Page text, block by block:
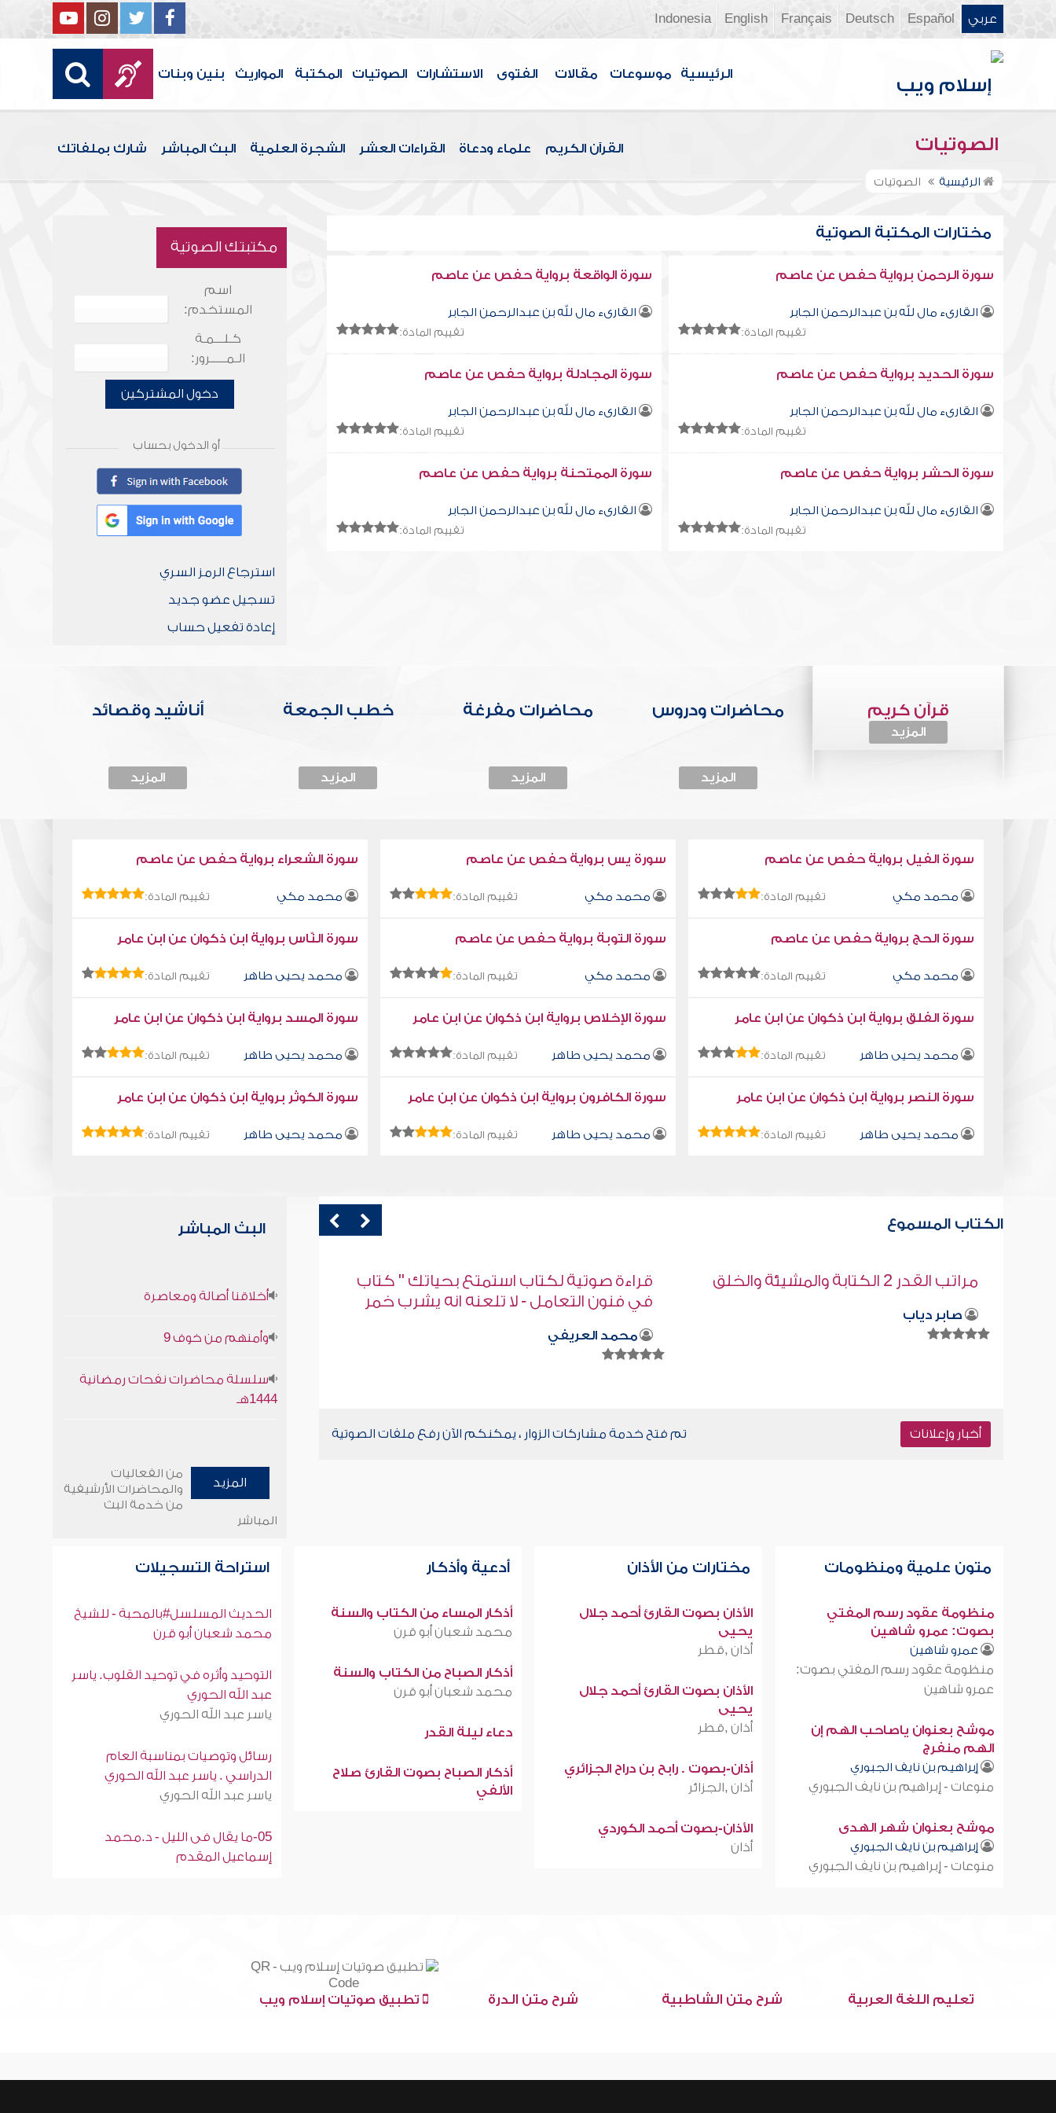
عربي Español
Deutsch
Français
English
Indonesia
الرئيسية موسوعات مقالات الفتوى الاستشارات الصوتيات المكتبة المواريث بنين وبنات
الصوتيات القرآن الكريم علماء ودعاة القراءات العشر الشجرة العلمية البث المباشر شارك بملفاتك
الرئيسية الصوتيات
مختارات المكتبة الصوتية
سورة الرحمن برواية حفص عن عاصم
القارىء مال لله بن عبدالرحمن الجابر
تقييم المادة:
سورة الواقعة برواية حفص عن عاصم
القارىء مال لله بن عبدالرحمن الجابر
تقييم المادة:
سورة الحديد برواية حفص عن عاصم
القارىء مال لله بن عبدالرحمن الجابر
تقييم المادة:
سورة المجادلة برواية حفص عن عاصم
القارىء مال لله بن عبدالرحمن الجابر
تقييم المادة:
سورة الحشر برواية حفص عن عاصم
القارىء مال لله بن عبدالرحمن الجابر
تقييم المادة:
سورة الممتحنة برواية حفص عن عاصم
القارىء مال لله بن عبدالرحمن الجابر
تقييم المادة:
مكتبتك الصوتية
اسم
المستخدم:
كـلـــمـة
الـمـــــرور:
دخول المشتركين
أو الدخول بحساب
استرجاع الرمز السري
تسجيل عضو جديد
إعادة تفعيل حساب
قرآن كريم
المزيد
محاضرات ودروس
المزيد
محاضرات مفرغة
المزيد
خطب الجمعة
المزيد
أناشيد وقصائد
المزيد
سورة الفيل برواية حفص عن عاصم
محمد مكي تقييم المادة:
سورة يس برواية حفص عن عاصم
محمد مكي تقييم المادة:
سورة الشعراء برواية حفص عن عاصم
محمد مكي تقييم المادة:
سورة الحج برواية حفص عن عاصم
محمد مكي تقييم المادة:
سورة التوبة برواية حفص عن عاصم
محمد مكي تقييم المادة:
سورة النّاس برواية ابن ذكوان عن ابن عامر
محمد يحيى طاهر تقييم المادة:
سورة الفلق برواية ابن ذكوان عن ابن عامر
محمد يحيى طاهر تقييم المادة:
سورة الإخلاص برواية ابن ذكوان عن ابن عامر
محمد يحيى طاهر تقييم المادة:
سورة المسد برواية ابن ذكوان عن ابن عامر
محمد يحيى طاهر تقييم المادة:
سورة النصر برواية ابن ذكوان عن ابن عامر
محمد يحيى طاهر تقييم المادة:
سورة الكافرون برواية ابن ذكوان عن ابن عامر
محمد يحيى طاهر تقييم المادة:
سورة الكوثر برواية ابن ذكوان عن ابن عامر
محمد يحيى طاهر تقييم المادة:
الكتاب المسموع
قراءة صوتية لكتاب استمتع بحياتك " كتاب
محمد العريفي
قراءة صوتية لكتاب استمتع بحياتك " كتاب
في فنون التعامل - فك الحزمة
محمد العريفي
في فنون التعامل - اقطع الطريق على
أخبار وإعلانات تم فتح خدمة مشاركات الزوار ، يمكنكم الآن رفع ملفات الصوتية
البث المباشر
أخلاقنا أصالة ومعاصرة
وأمنهم من خوف 9
سلسلة محاضرات نفحات رمضانية
1444هـ
المزيد
من الفعاليات
والمحاضرات الأرشيفية
من خدمة البث
المباشر
متون علمية ومنظومات
منظومة عقود رسم المفتي
بصوت: عمرو شاهين
عمرو شاهين
منظومة عقود رسم المفتي بصوت:
عمرو شاهين
موشح بعنوان ياصاحب الهم إن
الهم منفرج
إبراهيم بن نايف الجبوري
منوعات - إبراهيم بن نايف الجبوري
موشح بعنوان شهر الهدى
إبراهيم بن نايف الجبوري
منوعات - إبراهيم بن نايف الجبوري
مختارات من الأذان
الأذان بصوت القارئ أحمد جلال
يحيى
أذان ,قطر
الأذان بصوت القارئ أحمد جلال
يحيى
أذان ,قطر
أذان-بصوت . رابح بن دراح الجزائري
أذان ,الجزائر
الأذان-بصوت أحمد الكوردي
أذان
أدعية وأذكار
أذكار المساء من الكتاب والسنة
محمد شعبان أبو قرن
أذكار الصباح من الكتاب والسنة
محمد شعبان أبو قرن
دعاء ليلة القدر
أذكار الصباح بصوت القارئ صلاح
الألفي
استراحة التسجيلات
الحديث المسلسل#بالمحبة - للشيخ
محمد شعبان أبو قرن
التوحيد وأثره في توحيد القلوب. ياسر
عبد الله الحوري
ياسر عبد الله الحوري
رسائل وتوصيات بمناسبة العام
الدراسي . ياسر عبد الله الحوري
ياسر عبد الله الحوري
05-ما يقال فى الليل - د.محمد
إسماعيل المقدم
تعليم اللغة العربية شرح متن الشاطبية شرح متن الدرة تطبيق صوتيات إسلام ويب